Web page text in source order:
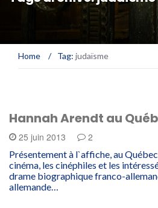
Home / Tag: judaïsme
Hannah Arendt au
25 juin 2013 2
Présentement à l`affiche, au
cinéma, les cinéphiles et les
drame biographique franco-
allemande…